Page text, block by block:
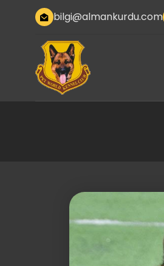
bilgi@almankurdu.com